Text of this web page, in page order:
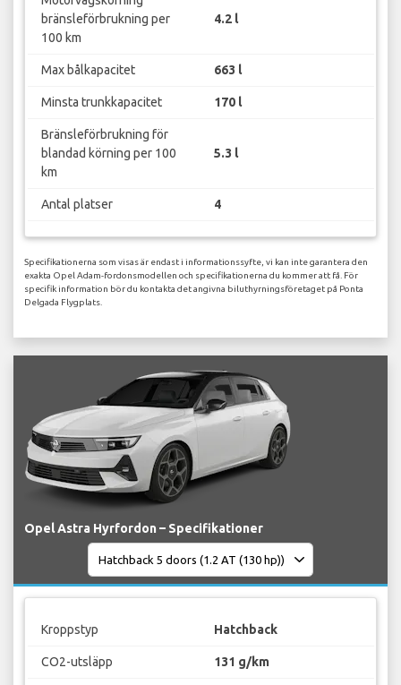
bränsleförbrukning per
100 km
4.2 l
Max bålkapacitet 663 l
Minsta trunkkapacitet 170 l
Bränsleförbrukning för
blandad körning per 100
km
5.3 l
Antal platser 4
Specifikationerna som visas är endast i informationssyfte, vi kan inte garantera den
exakta Opel Adam-fordonsmodellen och specifikationerna du kommer att få. För
specifik information bör du kontakta det angivna biluthyrningsföretaget på Ponta
Delgada Flygplats.
Opel Astra Hyrfordon – Specifikationer
Kroppstyp Hatchback
CO2-utsläpp 131 g/km